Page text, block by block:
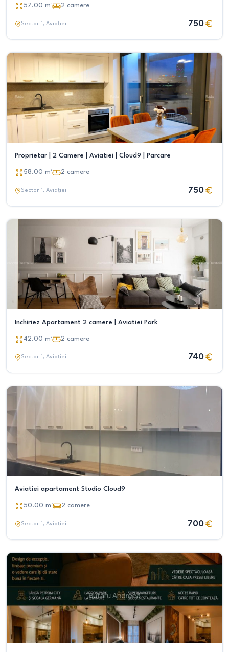
57.00 m² 2 camere
Sector 1, Aviației 750
Proprietar | 2 Camere | Aviatiei | Cloud9 | Parcare
58.00 m² 2 camere
Sector 1, Aviației 750
Inchiriez Apartament 2 camere | Aviatiei Park
42.00 m² 2 camere
Sector 1, Aviației 740
Aviatiei apartament Studio Cloud9
50.00 m² 2 camere
Sector 1, Aviației 700